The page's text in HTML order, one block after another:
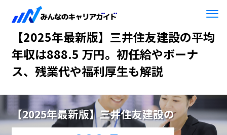
HOME 【2025年最新版】三井住友建設
【2025年最新版】三井住友建設の平均
年収は888.5 万円。初任給やボーナ
ス、残業代や福利厚生も解説
【2025年最新版】三井住友建設の